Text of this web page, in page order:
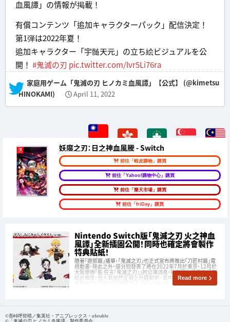
血風譚」の情報が掲載！
有償コンテンツ「追加キャラクターパック」配信決定！
第1弾は2022年夏！
追加キャラクター「宇髄天元」の立ち絵ビジュアルを公
開！ #鬼滅の刃 pic.twitter.com/lvr5Li76ra
— 家庭用ゲーム「鬼滅の刃 ヒノカミ血風譚」【公式】 (@kimetsu
HINOKAMI)
April 11, 2022
妖魔之刃：日之神血風騰 - Switch
前往「蝦皮購物」購買
前往「Yahoo!購物中心」購買
前往「樂天市場」購買
前往「friDay」購買
Nintendo Switch版「鬼滅之刃 火之神血
風譚」全新插圖公開！同時也確定將會製作
特典貼紙！
隨著「遊郭篇」播畢，「鬼滅之刃」也正式宣布將推出「刀匠村篇」電
視動畫。除此之外，還分別發表了將在2022年7月於東京、12月於
大阪舉辦「能 狂言『鬼滅之刃』」的公演消息，雖然原作漫畫已經完
結近兩年，但人氣依然呈現上升趨勢呢。 其中最讓粉絲沸騰的，莫
過於在2021年10月登陸PS4、PS5、Steam、Xbox One
Read more
©吾峠呼世晴／集英社・アニプレックス・ufotable
©「鬼滅の刃 ヒノカミ血風譚」製作委員会